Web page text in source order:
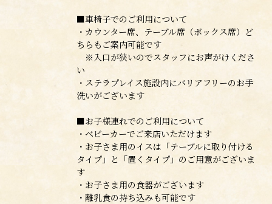
■車椅子でのご利用について
・カウンター席、テーブル席（ボックス席）ど
ちらもご案内可能です
※入口が狭いのでスタッフにお声がけくださ
い
・ステラプレイス施設内にバリアフリーのお手
洗いがございます
■お子様連れでのご利用について
・ベビーカーでご来店いただけます
・お子さま用のイスは「テーブルに取り付ける
タイプ」と「置くタイプ」のご用意がございま
す
・お子さま用の食器がございます
・離乳食の持ち込みも可能です